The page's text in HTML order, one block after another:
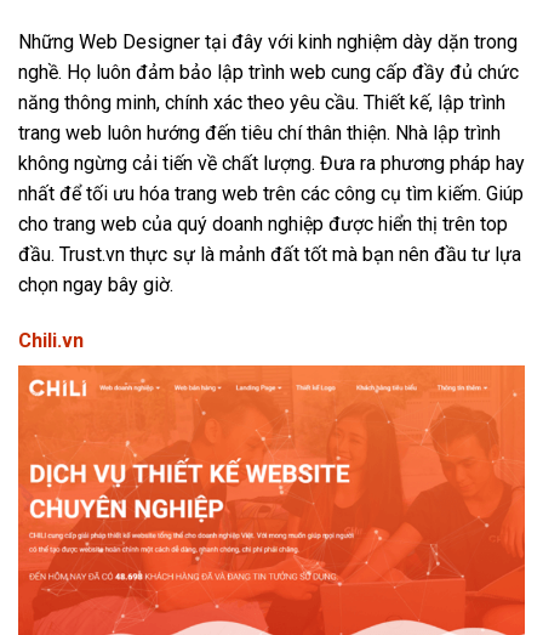
Những Web Designer tại đây với kinh nghiệm dày dặn trong
nghề. Họ luôn đảm bảo lập trình web cung cấp đầy đủ chức
năng thông minh, chính xác theo yêu cầu. Thiết kế, lập trình
trang web luôn hướng đến tiêu chí thân thiện. Nhà lập trình
không ngừng cải tiến về chất lượng. Đưa ra phương pháp hay
nhất đểtối ưu hóa trang web trên các công cụ tìm kiếm. Giúp
cho trang web của quý doanh nghiệp được hiển thị trên top
đầu. Trust.vn thực sự là mảnh đất tốt mà bạn nên đầu tư lựa
chọn ngay bây giờ.
Chili.vn